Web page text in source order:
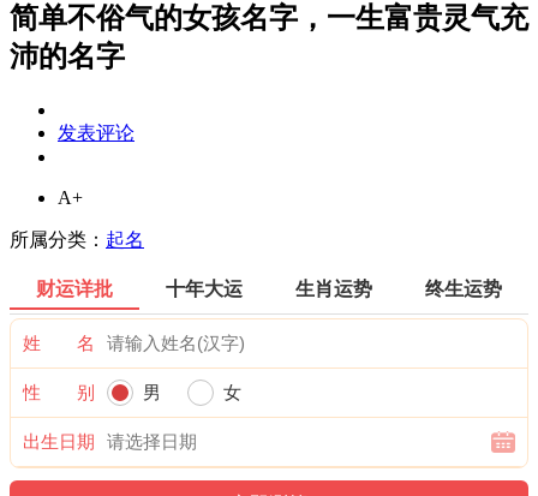
简单不俗气的女孩名字，一生富贵灵气充
沛的名字
发表评论
A+
所属分类： 起名
财运详批 十年大运 生肖运势 终生运势
姓 名
性 别 男 女
出生日期